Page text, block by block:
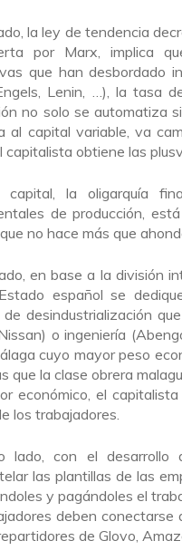
la ley de tendencia
por Marx, implica
que han desbordado
Lenin, …), la tasa
no solo se automatiza
al capital variable, va
capitalista obtiene las
capital, la oligarquía
de producción,
no hace más que
en base a la división
español se
de desindustrialización
o ingeniería
cuyo mayor peso
que la clase obrera
económico, el
los trabajadores.
lado, con el desarrollo
las plantillas de las
y pagándoles el
deben conectarse
de Glovo,